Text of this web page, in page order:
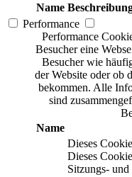
Name
Performance
Performance
Besucher eine
Besucher wie
der Website oder ob
bekommen. Alle
sind
Name
Dieses
Dieses
Sitzungs-